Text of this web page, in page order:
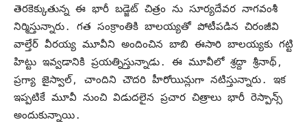
తెరకెక్కుతున్న ఈ భారీ బడ్జెట్ చిత్రం ను సూర్యదేవర నాగవంశీ
నిర్మిస్తున్నారు. గత సంక్రాంతికి బాలయ్యతో పోటీపడిన చిరంజీవి
వాల్తేర్ వీరయ్య మూవీని అందించిన బాబి ఈసారి బాలయ్యకు గట్టి
హిట్టు ఇవ్వడానికి ప్రయత్నిస్తున్నాడు. ఈ మూవీలో శ్రద్దా శ్రీనాథ్,
ప్రగ్యా జైస్వాల్, చాందిని చౌదరి హీరోయిన్లుగా నటిస్తున్నారు. ఇక
ఇప్పటికే మూవీ నుంచి విడుదలైన ప్రచార చిత్రాలు భారీ రెస్పాన్స్
అందుకున్నాయి.